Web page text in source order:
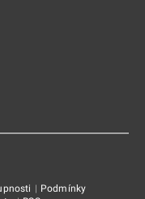
nové kartě
na nové kartě
| Podmínky